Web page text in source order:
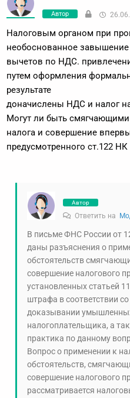
Автор
Налоговым органом при
необоснованное
вычетов по НДС.
путем оформления
результате
доначислены НДС и налог
Могут ли быть смягчающими
налога и совершение
предусмотренного ст.122
Автор
Ответить на
В письме ФНС России от
даны разъяснения о
обстоятельств
совершение налогового
установленных статьей
штрафа в соответствии
доказывании
налогоплательщика, а
практика по данному
Вопрос о применении к
обстоятельств,
совершение налогового
рассматривается